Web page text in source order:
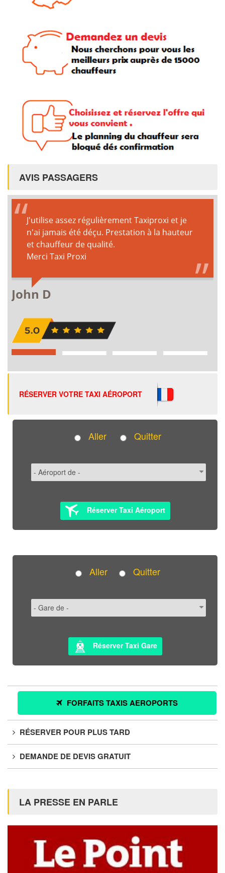
AVIS PASSAGERS
RÉSERVER VOTRE TAXI AÉROPORT
Aller Quitter
Réserver Taxi Aéroport
Aller Quitter
Réserver Taxi Gare
FORFAITS TAXIS AEROPORTS
RÉSERVER POUR PLUS TARD
DEMANDE DE DEVIS GRATUIT
LA PRESSE EN PARLE